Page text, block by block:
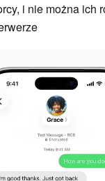
i nie można ich